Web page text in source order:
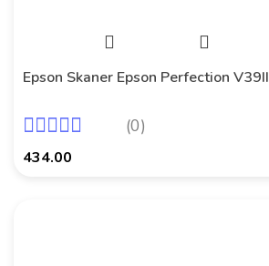
Epson Skaner Epson Perfection V39II
(0)
434.00